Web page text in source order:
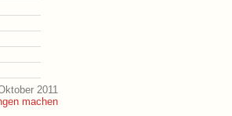
2011